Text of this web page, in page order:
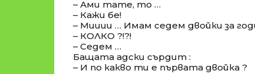
– Ами тате, то …
– Кажи бе!
– Мииии … Имам седем двойки за
– КОЛКО ?!?!
– Седем …
Бащата адски сърдит :
– И по какво ти е първата двойка ?